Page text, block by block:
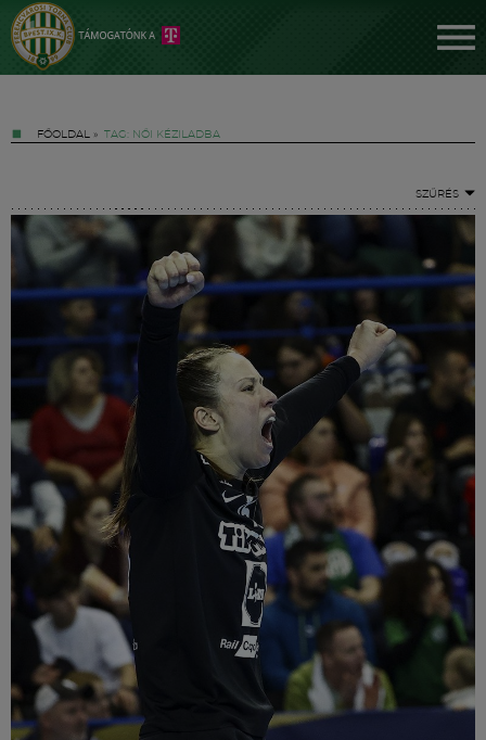
FŐOLDAL » TAG: NŐI KÉZILADBA
SZŰRÉS
Jegyek
FM YouTube +
Hírek
Labdarúgás
Szakosztályok
Meccscenter
Klub